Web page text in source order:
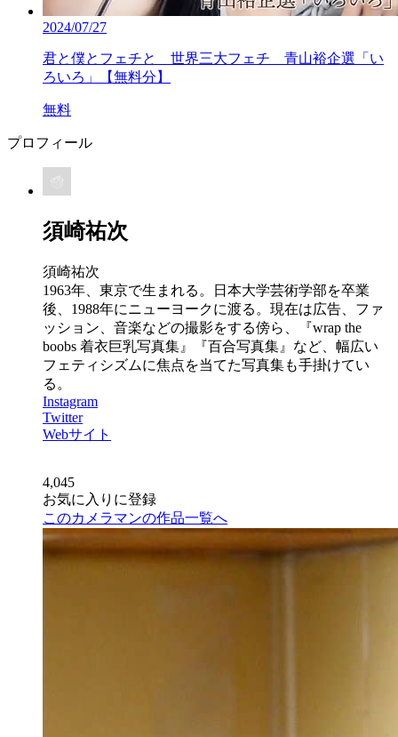
2024/07/27
君と僕とフェチと 世界三大フェチ 青山裕企選「い
ろいろ」【無料分】
無料
プロフィール
須崎祐次
須崎祐次
1963年、東京で生まれる。日本大学芸術学部を卒業
後、1988年にニューヨークに渡る。現在は広告、ファ
ッション、音楽などの撮影をする傍ら、『wrap the
boobs 着衣巨乳写真集』『百合写真集』など、幅広い
フェティシズムに焦点を当てた写真集も手掛けてい
る。
Instagram
Twitter
Webサイト
4,045
お気に入りに登録
このカメラマンの作品一覧へ